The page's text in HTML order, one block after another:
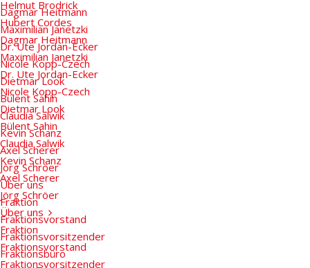
Dagmar Heitmann
Maximilian Janetzki
Dr. Ute Jordan-Ecker
Nicole Kopp-Czech
Dietmar Look
Bülent Sahin
Claudia Salwik
Kevin Schanz
Axel Scherer
Jörg Schröer
Über uns
Fraktion
Fraktionsvorstand
Fraktionsvorsitzender
Fraktionsbüro
Helmut Brodrick
Hubert Cordes
Dagmar Heitmann
Maximilian Janetzki
Dr. Ute Jordan-Ecker
Nicole Kopp-Czech
Dietmar Look
Bülent Sahin
Claudia Salwik
Kevin Schanz
Axel Scherer
Jörg Schröer
Über uns
Fraktion
Fraktionsvorstand
Fraktionsvorsitzender